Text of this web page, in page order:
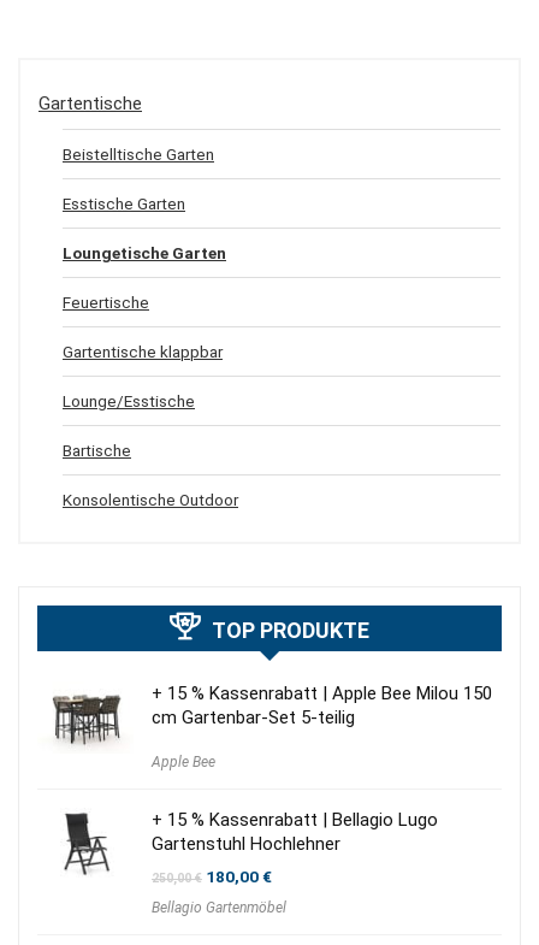
Gartentische
Beistelltische Garten
Esstische Garten
Loungetische Garten
Feuertische
Gartentische klappbar
Lounge/Esstische
Bartische
Konsolentische Outdoor
TOP PRODUKTE
+ 15 % Kassenrabatt | Apple Bee Milou 150
cm Gartenbar-Set 5-teilig
Apple Bee
+ 15 % Kassenrabatt | Bellagio Lugo
Gartenstuhl Hochlehner
250,00€ Ursprünglicher
war:
180,00€Aktueller
ist:
Bellagio Gartenmöbel